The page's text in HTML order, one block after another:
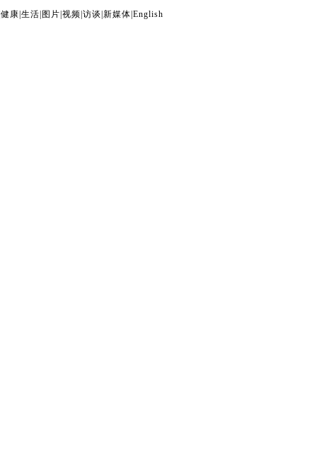
健康 生活 图片 视频 访谈 新媒体 English